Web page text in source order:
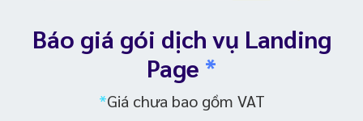
Báo giá gói dịch vụ Landing
Page *
*Giá chưa bao gồm VAT